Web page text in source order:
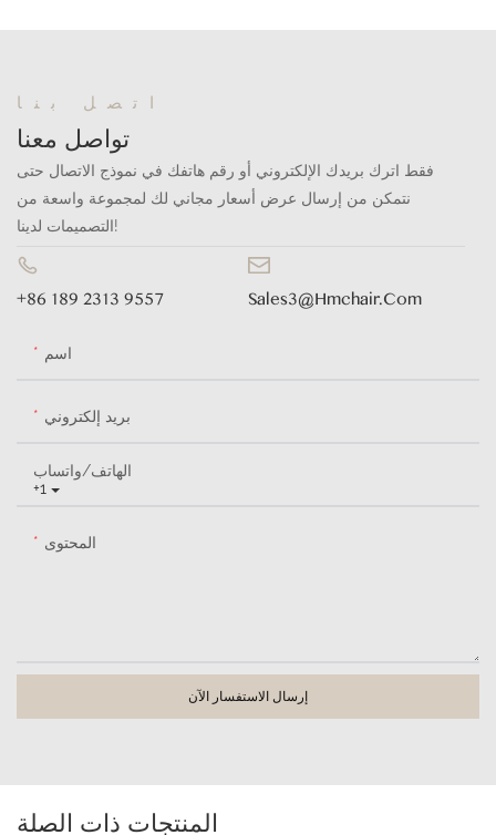
اتصل بنا
تواصل معنا
فقط اترك بريدك الإلكتروني أو رقم هاتفك في نموذج الاتصال حتى
نتمكن من إرسال عرض أسعار مجاني لك لمجموعة واسعة من
التصميمات لدينا!
+86 189 2313 9557 Sales3@hmchair.com
اسم
بريد إلكتروني
+1
الهاتف/واتساب
المحتوى
إرسال الاستفسار الآن
المنتجات ذات الصلة